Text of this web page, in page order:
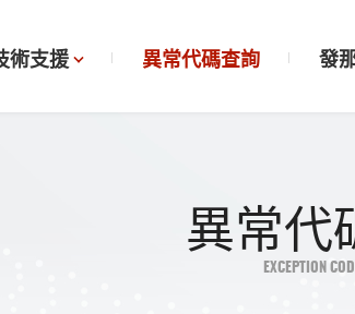
術支援 異常代碼查詢 發
異常代
EXCEPTION